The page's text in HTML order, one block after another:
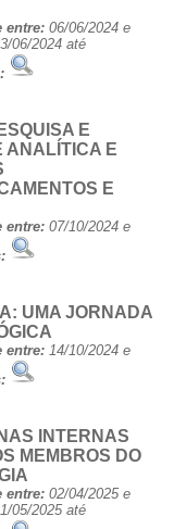
entre: 06/06/2024 e
06/2024 até
E
ANALÍTICA E
E
entre: 07/10/2024 e
UMA JORNADA
entre: 14/10/2024 e
INTERNAS
MEMBROS DO
entre: 02/04/2025 e
05/2025 até